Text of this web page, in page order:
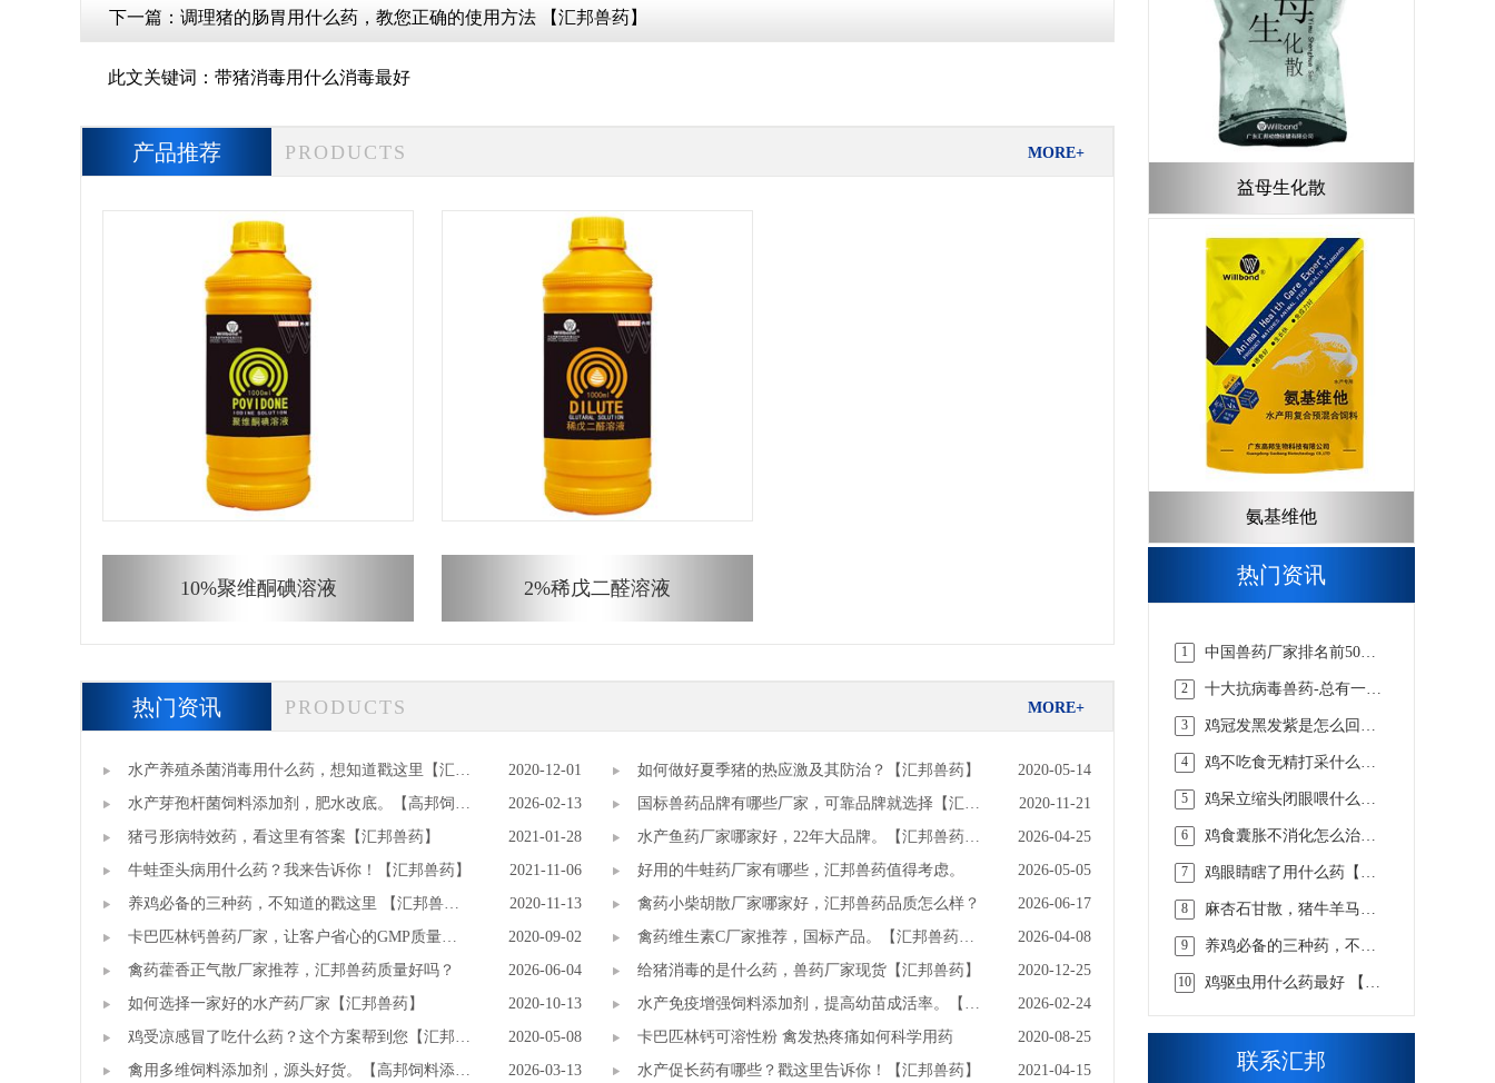
下一篇： 调理猪的肠胃用什么药，教您正确的使用方法 【汇邦兽药】
此文关键词： 带猪消毒用什么消毒最好
产品推荐 PRODUCTS MORE+
10%聚维酮碘溶液 2%稀戊二醛溶液
热门资讯 PRODUCTS MORE+
水产养殖杀菌消毒用什么药，想知道戳这里【汇邦
兽药】
2020-12-01 如何做好夏季猪的热应激及其防治？【汇邦兽药】
2020-05-14
水产芽孢杆菌饲料添加剂，肥水改底。【高邦饲料
添加剂厂家】
2026-02-13
国标兽药品牌有哪些厂家，可靠品牌就选择【汇邦
兽药】
2020-11-21
猪弓形病特效药，看这里有答案【汇邦兽药】
2021-01-28
水产鱼药厂家哪家好，22年大品牌。【汇邦兽药
厂】
2026-04-25
牛蛙歪头病用什么药？我来告诉你！【汇邦兽药】
2021-11-06 好用的牛蛙药厂家有哪些，汇邦兽药值得考虑。
2026-05-05
养鸡必备的三种药，不知道的戳这里 【汇邦兽
药】
2020-11-13 禽药小柴胡散厂家哪家好，汇邦兽药品质怎么样？
2026-06-17
卡巴匹林钙兽药厂家，让客户省心的GMP质量
【汇邦兽药】
2020-09-02
禽药维生素C厂家推荐，国标产品。【汇邦兽药
厂】
2026-04-08
禽药藿香正气散厂家推荐，汇邦兽药质量好吗？
2026-06-04 给猪消毒的是什么药，兽药厂家现货【汇邦兽药】
2020-12-25
如何选择一家好的水产药厂家【汇邦兽药】
2020-10-13
水产免疫增强饲料添加剂，提高幼苗成活率。【高
邦饲料添加剂厂】
2026-02-24
鸡受凉感冒了吃什么药？这个方案帮到您【汇邦兽
药】
2020-05-08 卡巴匹林钙可溶性粉 禽发热疼痛如何科学用药
2020-08-25
禽用多维饲料添加剂，源头好货。【高邦饲料添加
2026-03-13 水产促长药有哪些？戳这里告诉你！【汇邦兽药】 2021-04-15
益母生化散
氨基维他
热门资讯
1
中国兽药厂家排名前50
药】
2
十大抗病毒兽药-总有一款
3
鸡冠发黑发紫是怎么回事
合适 【汇邦兽药】
4
鸡不吃食无精打采什么病
5
鸡呆立缩头闭眼喂什么药
6
鸡食囊胀不消化怎么治，
药】
7
鸡眼睛瞎了用什么药【汇
8
麻杏石甘散，猪牛羊马兔
9
养鸡必备的三种药，不知
10
鸡驱虫用什么药最好 【汇
联系汇邦